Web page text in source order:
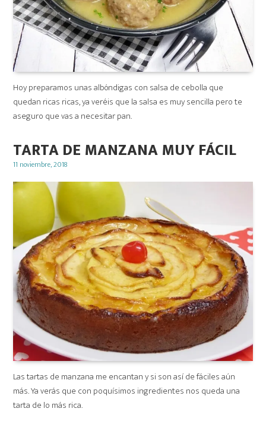
Hoy preparamos unas albóndigas con salsa de cebolla que
quedan ricas ricas, ya veréis que la salsa es muy sencilla pero te
aseguro que vas a necesitar pan.
TARTA DE MANZANA MUY FÁCIL
Posted
11 noviembre, 2018
Las tartas de manzana me encantan y si son así de fáciles aún
más. Ya verás que con poquísimos ingredientes nos queda una
tarta de lo más rica.